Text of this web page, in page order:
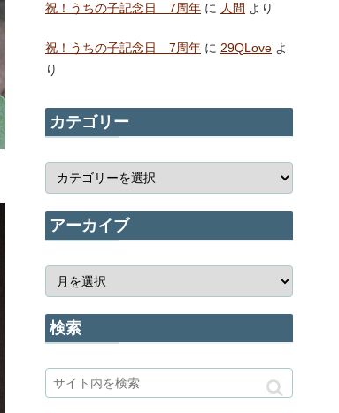
祝！うちの子記念日 7周年 に 人間 より
祝！うちの子記念日 7周年 に 29QLove よ
り
カテゴリー
アーカイブ
検索